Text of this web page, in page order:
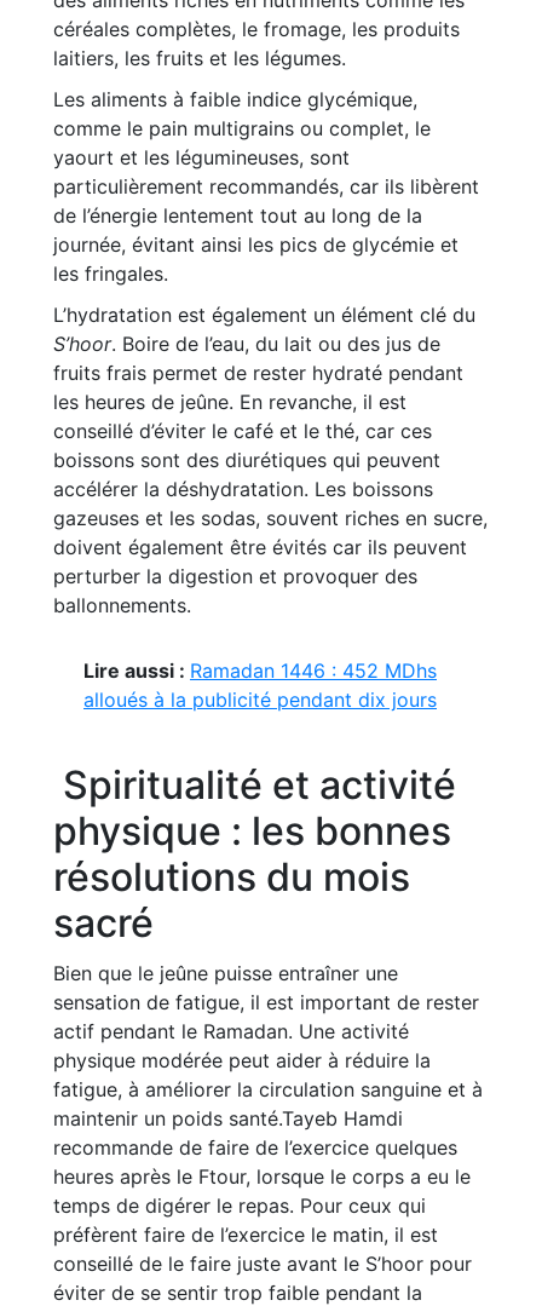
céréales complètes, le fromage, les produits
laitiers, les fruits et les légumes.
Les aliments à faible indice glycémique,
comme le pain multigrains ou complet, le
yaourt et les légumineuses, sont
particulièrement recommandés, car ils libèrent
de l’énergie lentement tout au long de la
journée, évitant ainsi les pics de glycémie et
les fringales.
L’hydratation est également un élément clé du
S’hoor. Boire de l’eau, du lait ou des jus de
fruits frais permet de rester hydraté pendant
les heures de jeûne. En revanche, il est
conseillé d’éviter le café et le thé, car ces
boissons sont des diurétiques qui peuvent
accélérer la déshydratation. Les boissons
gazeuses et les sodas, souvent riches en sucre,
doivent également être évités car ils peuvent
perturber la digestion et provoquer des
ballonnements.
Lire aussi : Ramadan 1446 : 452 MDhs
alloués à la publicité pendant dix jours
Spiritualité et activité
physique : les bonnes
résolutions du mois
sacré
Bien que le jeûne puisse entraîner une
sensation de fatigue, il est important de rester
actif pendant le Ramadan. Une activité
physique modérée peut aider à réduire la
fatigue, à améliorer la circulation sanguine et à
maintenir un poids santé.Tayeb Hamdi
recommande de faire de l’exercice quelques
heures après le Ftour, lorsque le corps a eu le
temps de digérer le repas. Pour ceux qui
préfèrent faire de l’exercice le matin, il est
conseillé de le faire juste avant le S’hoor pour
éviter de se sentir trop faible pendant la